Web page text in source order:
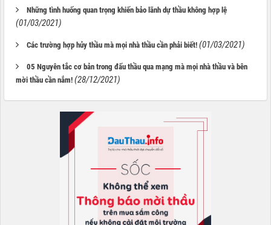
Những tình huống quan trọng khiến bảo lãnh dự thầu không hợp lệ
(01/03/2021)
Các trường hợp hủy thầu mà mọi nhà thầu cần phải biết! (01/03/2021)
05 Nguyên tắc cơ bản trong đấu thầu qua mạng mà mọi nhà thầu và bên
mời thầu cần nắm! (28/12/2021)